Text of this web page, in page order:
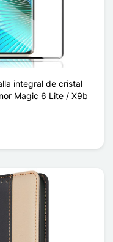
integral de cristal
Magic 6 Lite / X9b